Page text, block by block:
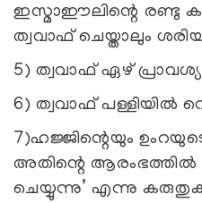
ഇസ്മാഈലിന്റെ രണ്ടു
ത്വവാഫ് ചെയ്താലും
5) ത്വവാഫ് ഏഴ്
6) ത്വവാഫ് പള്ളിയില്‍
7)ഹജ്ജിന്റെയും
അതിന്റെ ആരംഭത്തില്‍
ചെയ്യുന്നു’ എന്നു